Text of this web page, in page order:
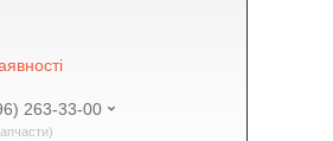
263-33-00